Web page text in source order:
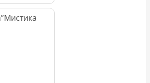
Мистика